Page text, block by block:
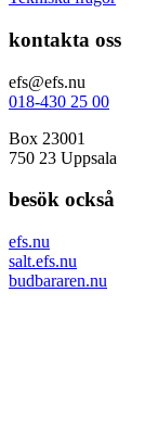
kontakta oss
efs@efs.nu
018-430 25 00
Box 23001
750 23 Uppsala
besök också
efs.nu
salt.efs.nu
budbararen.nu